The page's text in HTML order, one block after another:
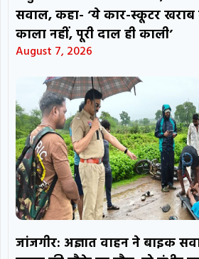
सवाल, कहा- ‘ये कार-स्कूटर
काला नहीं, पूरी दाल ही काली’
August 7, 2026
जांजगीर: अज्ञात वाहन ने बाइक